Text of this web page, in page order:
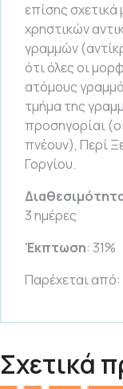
επίσης
χρηστικών
γραμμών
ότι όλες οι
ατόμους
τμήμα της
προσηγορίαι
πνέουν), Περί
Γοργίου.
3 ημέρες
Έκπτωση: 31%
Παρέχεται από:
Σχετικά